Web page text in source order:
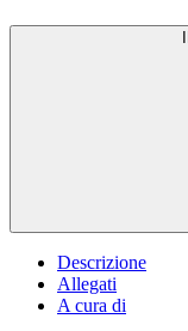
Descrizione
Allegati
A cura di